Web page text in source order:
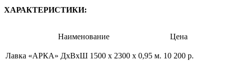
ХАРАКТЕРИСТИКИ:
Наименование Цена
Лавка «АРКА» ДхВхШ 1500 х 2300 х 0,95 м. 10 200 р.